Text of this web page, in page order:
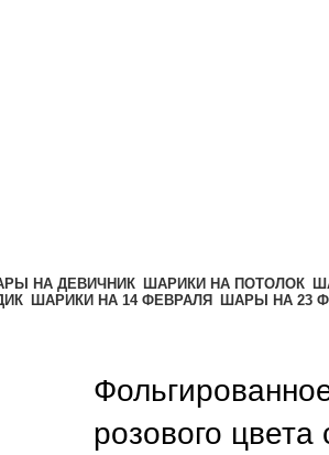
НА ДЕВИЧНИК ШАРИКИ НА ПОТОЛОК
ШАРИКИ НА 14 ФЕВРАЛЯ ШАРЫ НА 23
розового